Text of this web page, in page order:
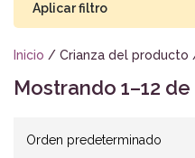
Aplicar filtro
Buscar por precio
Inicio / Crianza del producto
Mostrando 1–12